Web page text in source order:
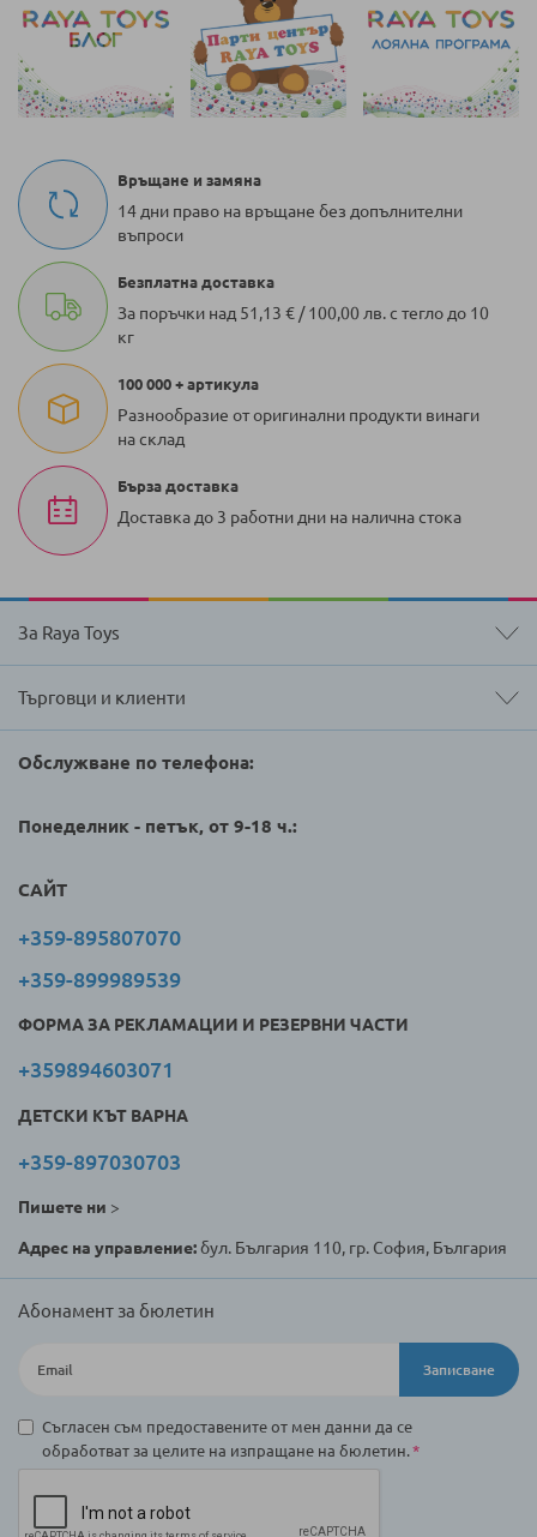
Връщане и замяна
14 дни право на връщане без допълнителни
въпроси
Безплатна доставка
За поръчки над 51,13 € / 100,00 лв. с тегло до 10
кг
100 000 + артикула
Разнообразие от оригинални продукти винаги
на склад
Бърза доставка
Доставка до 3 работни дни на налична стока
За Raya Toys
Търговци и клиенти
Обслужване по телефона:
Понеделник - петък, от 9-18 ч.:
САЙТ
+359-895807070
+359-899989539
ФОРМА ЗА РЕКЛАМАЦИИ И РЕЗЕРВНИ ЧАСТИ
+359894603071
ДЕТСКИ КЪТ ВАРНА
+359-897030703
Пишете ни >
Адрес на управление:бул. България 110, гр. София, България
Абонамент за бюлетин
Записване
Съгласен съм предоставените от мен данни да се
обработват за целите на изпращане на бюлетин.